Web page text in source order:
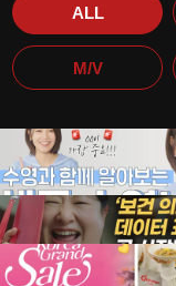
ALL
M/V